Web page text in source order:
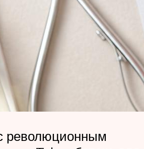
революционным